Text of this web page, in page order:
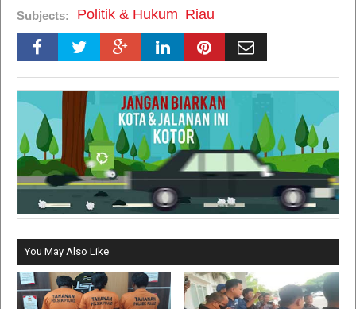
Subjects: Politik & Hukum Riau
You May Also Like